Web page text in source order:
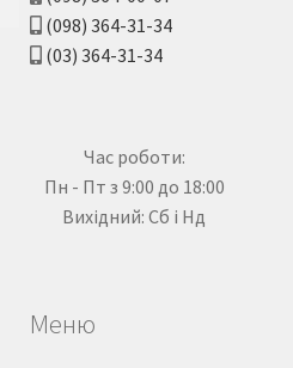
(098) 364-31-34
(03) 364-31-34
Час роботи:
Пн - Пт з 9:00 до 18:00
Вихідний: Сб і Нд
Меню